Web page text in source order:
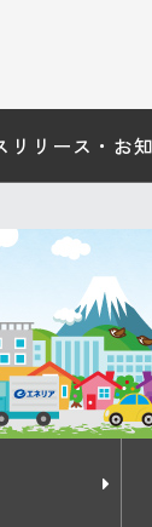
リリース・お